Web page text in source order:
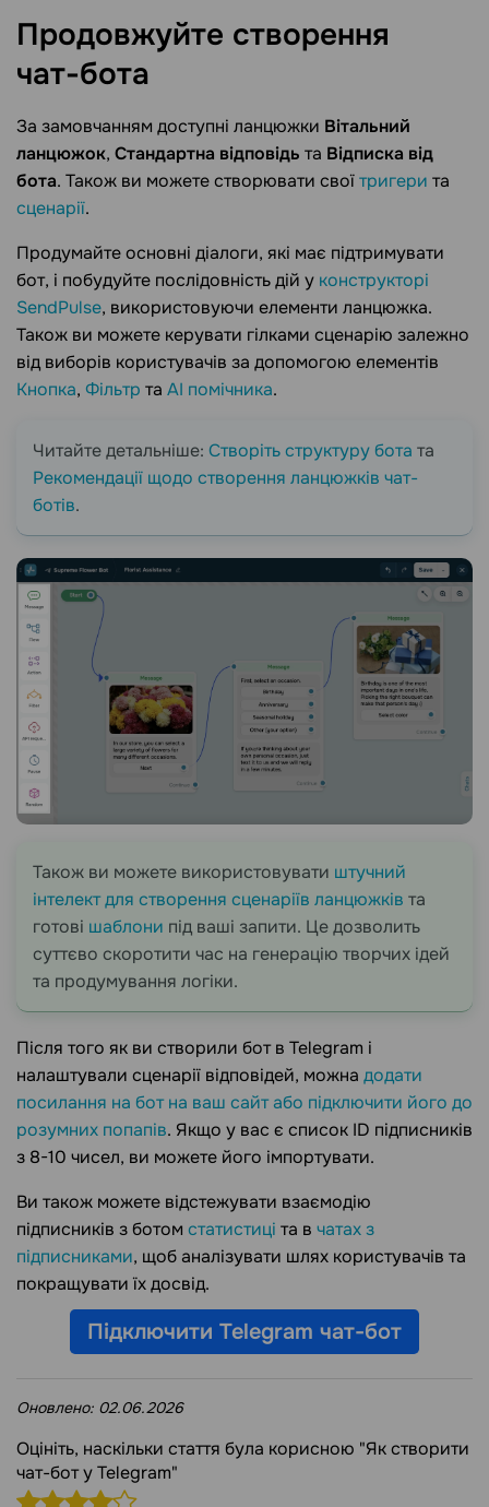
Продовжуйте створення
чат-бота
За замовчанням доступні ланцюжки Вітальний
ланцюжок, Стандартна відповідь та Відписка від
бота. Також ви можете створювати своїтригери та
сценарії.
Продумайте основні діалоги, які має підтримувати
бот, і побудуйте послідовність дій у конструкторі
SendPulse, використовуючи елементи ланцюжка.
Також ви можете керувати гілками сценарію залежно
від виборів користувачів за допомогою елементів
Кнопка, Фільтр та АІ помічника.
Читайте детальніше: Створіть структуру бота та
Рекомендації щодо створення ланцюжків чат-
ботів.
Також ви можете використовувати штучний
інтелект для створення сценаріїв ланцюжків та
готові шаблони під ваші запити. Це дозволить
суттєво скоротити час на генерацію творчих ідей
та продумування логіки.
Після того як ви створили бот в Telegram і
налаштували сценарії відповідей, можна додати
посилання на бот на ваш сайт або підключити його до
розумних попапів. Якщо у вас є список ID підписників
з 8-10 чисел, ви можете його імпортувати.
Ви також можете відстежувати взаємодію
підписників з ботом статистиці та в чатах з
підписниками, щоб аналізувати шлях користувачів та
покращувати їх досвід.
Підключити Telegram чат-бот
Оновлено: 02.06.2026
Оцініть, наскільки стаття була корисною "Як створити
чат-бот у Telegram"